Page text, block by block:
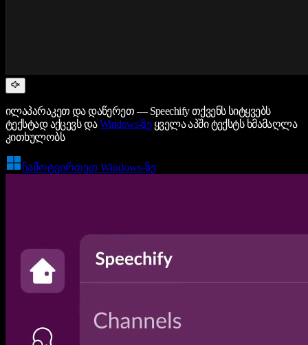
ილაპარაკეთ და დაწერეთ — Speechify თქვენს სიტყვებს
ტექსტად აქცევს დაWindows-ზეყველა აპში ტექსტს ხმამაღლა
კითხულობს
ჩამოტვირთეთ Windows-ზე